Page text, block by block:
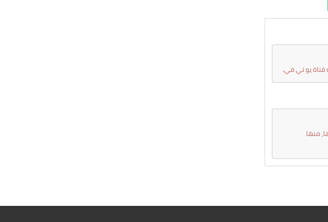
قناة يو تي في.
منها